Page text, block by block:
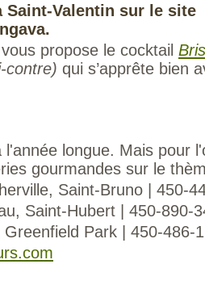
Saint-Valentin sur le site
propose le cocktail
contre) qui s’apprête bien
longue. Mais pour
gourmandes sur le
Saint-Bruno | 450-
Saint-Hubert | 450-890-
Park | 450-486-